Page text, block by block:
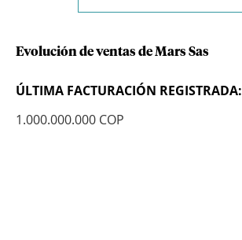
Evolución de ventas de Mars Sas
ÚLTIMA FACTURACIÓN REGISTRADA:
1.000.000.000 COP